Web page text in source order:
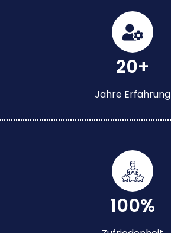
20+
Jahre Erfahrung
100%